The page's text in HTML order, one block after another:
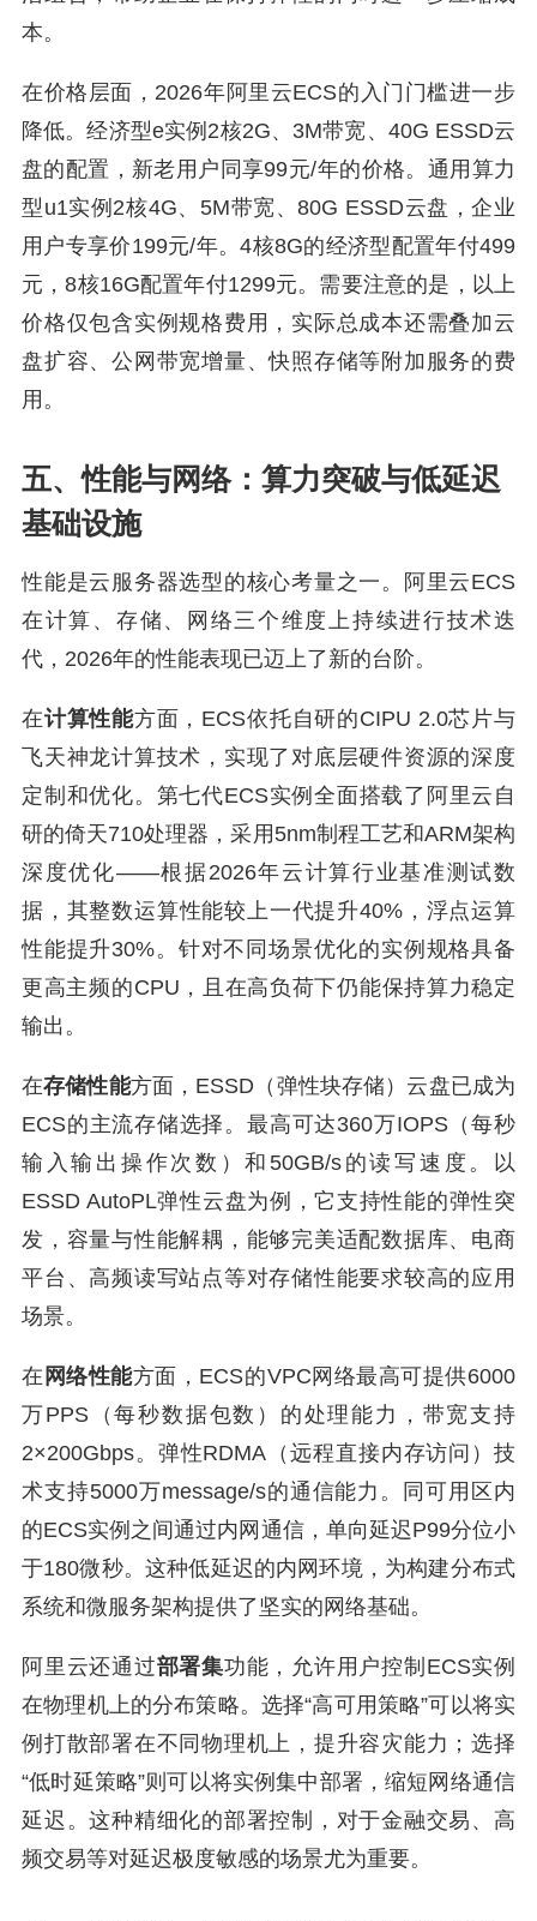
本。
在价格层面，2026年阿里云ECS的入门门槛进一步
降低。经济型e实例2核2G、3M带宽、40G ESSD云
盘的配置，新老用户同享99元/年的价格。通用算力
型u1实例2核4G、5M带宽、80G ESSD云盘，企业
用户专享价199元/年。4核8G的经济型配置年付499
元，8核16G配置年付1299元。需要注意的是，以上
价格仅包含实例规格费用，实际总成本还需叠加云
盘扩容、公网带宽增量、快照存储等附加服务的费
用。
五、性能与网络：算力突破与低延迟
基础设施
性能是云服务器选型的核心考量之一。阿里云ECS
在计算、存储、网络三个维度上持续进行技术迭
代，2026年的性能表现已迈上了新的台阶。
在计算性能方面，ECS依托自研的CIPU 2.0芯片与
飞天神龙计算技术，实现了对底层硬件资源的深度
定制和优化。第七代ECS实例全面搭载了阿里云自
研的倚天710处理器，采用5nm制程工艺和ARM架构
深度优化——根据2026年云计算行业基准测试数
据，其整数运算性能较上一代提升40%，浮点运算
性能提升30%。针对不同场景优化的实例规格具备
更高主频的CPU，且在高负荷下仍能保持算力稳定
输出。
在存储性能方面，ESSD（弹性块存储）云盘已成为
ECS的主流存储选择。最高可达360万IOPS（每秒
输入输出操作次数）和50GB/s的读写速度。以
ESSD AutoPL弹性云盘为例，它支持性能的弹性突
发，容量与性能解耦，能够完美适配数据库、电商
平台、高频读写站点等对存储性能要求较高的应用
场景。
在 网络性能方面，ECS的VPC网络最高可提供6000
万PPS（每秒数据包数）的处理能力，带宽支持
2×200Gbps。弹性RDMA（远程直接内存访问）技
术支持5000万message/s的通信能力。同可用区内
的ECS实例之间通过内网通信，单向延迟P99分位小
于180微秒。这种低延迟的内网环境，为构建分布式
系统和微服务架构提供了坚实的网络基础。
阿里云还通过部署集功能，允许用户控制ECS实例
在物理机上的分布策略。选择“高可用策略”可以将实
例打散部署在不同物理机上，提升容灾能力；选择
“低时延策略”则可以将实例集中部署，缩短网络通信
延迟。这种精细化的部署控制，对于金融交易、高
频交易等对延迟极度敏感的场景尤为重要。